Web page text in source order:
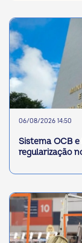
06/08/2026 14:50
Sistema OCB
regularização